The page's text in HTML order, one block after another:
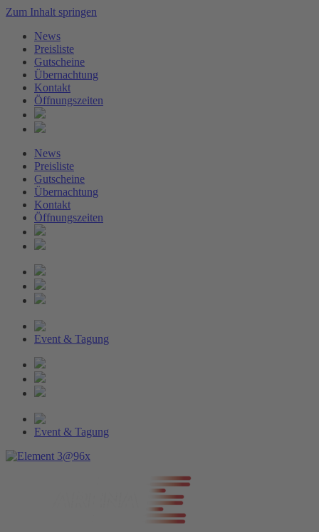
Zum Inhalt springen
News
Preisliste
Gutscheine
Übernachtung
Kontakt
Öffnungszeiten
News
Preisliste
Gutscheine
Übernachtung
Kontakt
Öffnungszeiten
Event & Tagung
Event & Tagung